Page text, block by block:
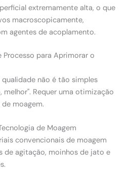
extremamente alta, o que
macroscopicamente,
agentes de acoplamento.
Processo para Aprimorar o
não é tão simples
Requer uma otimização
moagem.
de Moagem
convencionais de moagem
de agitação, moinhos de jato e